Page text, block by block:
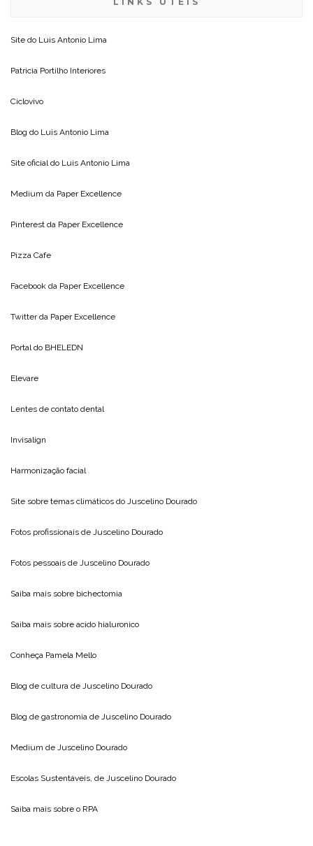
Site do Luis Antonio Lima
Patricia Portilho Interiores
Ciclovivo
Blog do Luis Antonio Lima
Site oficial do Luis Antonio Lima
Medium da Paper Excellence
Pinterest da Paper Excellence
Pizza Cafe
Facebook da Paper Excellence
Twitter da Paper Excellence
Portal do BHELEDN
Elevare
Lentes de contato dental
Invisalign
Harmonização facial
Site sobre temas climáticos do Juscelino Dourado
Fotos profissionais de Juscelino Dourado
Fotos pessoais de Juscelino Dourado
Saiba mais sobre bichectomia
Saiba mais sobre acido hialuronico
Conheça Pamela Mello
Blog de cultura de Juscelino Dourado
Blog de gastronomia de Juscelino Dourado
Medium de Juscelino Dourado
Escolas Sustentáveis, de Juscelino Dourado
Saiba mais sobre o RPA